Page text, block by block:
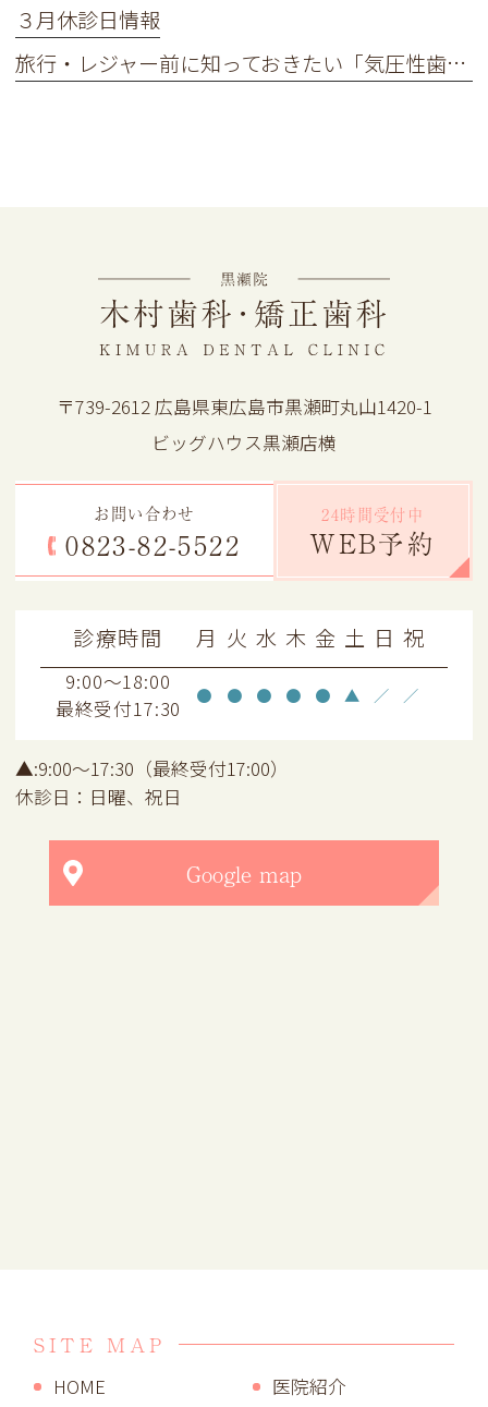
３月休診日情報
旅行・レジャー前に知っておきたい「気圧性歯痛」とは
〒739-2612 広島県東広島市黒瀬町丸山1420-1
ビッグハウス黒瀬店横
お問い合わせ
0823-82-5522
24時間受付中
WEB予約
診療時間 月 火 水 木 金 土 日 祝
9:00～18:00
最終受付17:30
● ● ● ● ● ▲ ／ ／
▲:9:00～17:30（最終受付17:00）
休診日：日曜、祝日
Google map
SITE MAP
HOME
医院紹介